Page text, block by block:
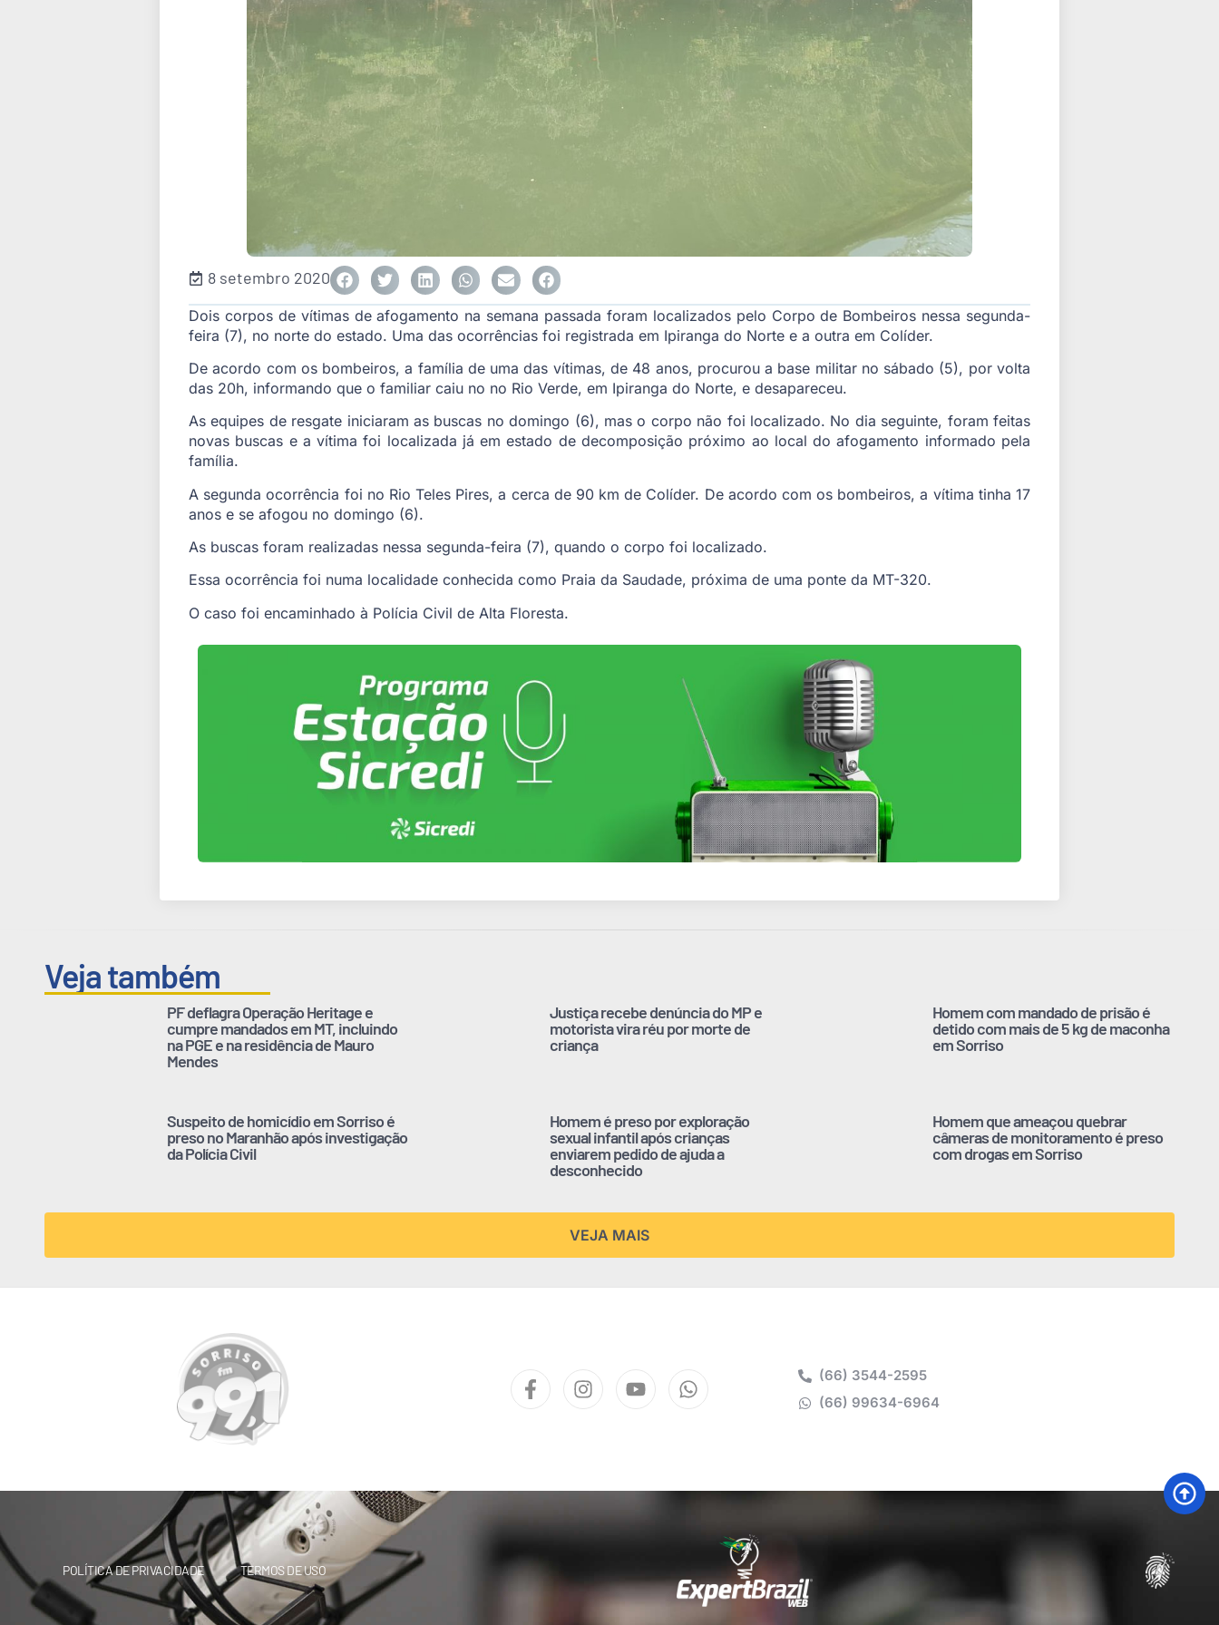
8 setembro 2020
Dois corpos de vítimas de afogamento na semana passada foram localizados pelo Corpo de Bombeiros nessa segunda-
feira (7), no norte do estado. Uma das ocorrências foi registrada em Ipiranga do Norte e a outra em Colíder.
De acordo com os bombeiros, a família de uma das vítimas, de 48 anos, procurou a base militar no sábado (5), por volta
das 20h, informando que o familiar caiu no no Rio Verde, em Ipiranga do Norte, e desapareceu.
As equipes de resgate iniciaram as buscas no domingo (6), mas o corpo não foi localizado. No dia seguinte, foram feitas
novas buscas e a vítima foi localizada já em estado de decomposição próximo ao local do afogamento informado pela
família.
A segunda ocorrência foi no Rio Teles Pires, a cerca de 90 km de Colíder. De acordo com os bombeiros, a vítima tinha 17
anos e se afogou no domingo (6).
As buscas foram realizadas nessa segunda-feira (7), quando o corpo foi localizado.
Essa ocorrência foi numa localidade conhecida como Praia da Saudade, próxima de uma ponte da MT-320.
O caso foi encaminhado à Polícia Civil de Alta Floresta.
Veja também
PF deflagra Operação Heritage e
cumpre mandados em MT, incluindo
na PGE e na residência de Mauro
Mendes
Justiça recebe denúncia do MP e
motorista vira réu por morte de
criança
Homem com mandado de prisão é
detido com mais de 5 kg de maconha
em Sorriso
Suspeito de homicídio em Sorriso é
preso no Maranhão após investigação
da Polícia Civil
Homem é preso por exploração
sexual infantil após crianças
enviarem pedido de ajuda a
desconhecido
Homem que ameaçou quebrar
câmeras de monitoramento é preso
com drogas em Sorriso
VEJA MAIS
(66) 3544-2595
(66) 99634-6964
POLÍTICA DE PRIVACIDADE TERMOS DE USO